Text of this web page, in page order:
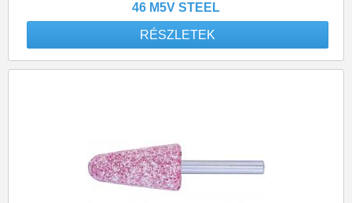
46 M5V STEEL
RÉSZLETEK